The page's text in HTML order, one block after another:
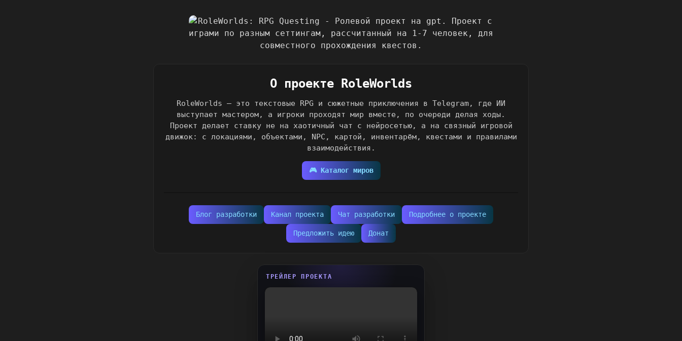
О проекте RoleWorlds
RoleWorlds — это текстовые RPG и сюжетные приключения в Telegram, где ИИ
выступает мастером, а игроки проходят мир вместе, по очереди делая ходы.
Проект делает ставку не на хаотичный чат с нейросетью, а на связный игровой
движок: с локациями, объектами, NPC, картой, инвентарём, квестами и правилами
взаимодействия.
🎮 Каталог миров
Блог разработки Канал проекта Чат разработки Подробнее о проекте
Предложить идею Донат
ТРЕЙЛЕР ПРОЕКТА